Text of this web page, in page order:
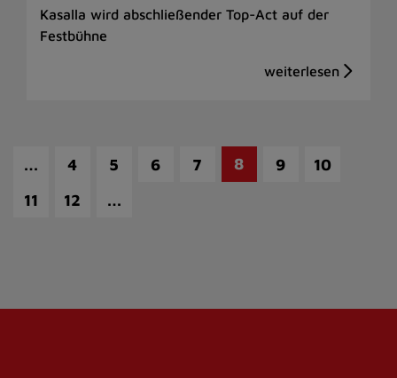
Kasalla wird abschließender Top-Act auf der
Festbühne
… 4 5 6 7 8 9
10
11
12 …